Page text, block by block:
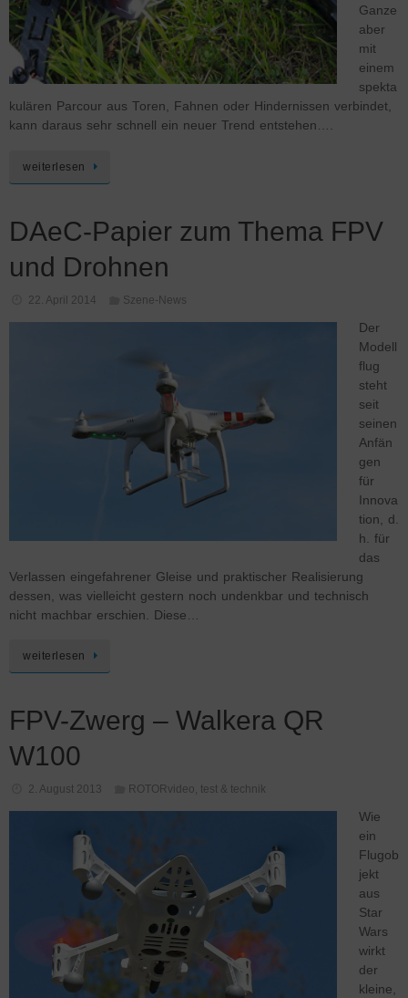
Ganze
aber
mit
einem
spekta
kulären Parcour aus Toren, Fahnen oder Hindernissen verbindet,
kann daraus sehr schnell ein neuer Trend entstehen….
weiterlesen
DAeC-Papier zum Thema FPV
und Drohnen
22. April 2014 Szene-News
Der
Modell
flug
steht
seit
seinen
Anfän
gen
für
Innova
tion, d.
h. für
das
Verlassen eingefahrener Gleise und praktischer Realisierung
dessen, was vielleicht gestern noch undenkbar und technisch
nicht machbar erschien. Diese…
weiterlesen
FPV-Zwerg – Walkera QR
W100
2. August 2013 ROTORvideo, test & technik
Wie
ein
Flugob
jekt
aus
Star
Wars
wirkt
der
kleine,